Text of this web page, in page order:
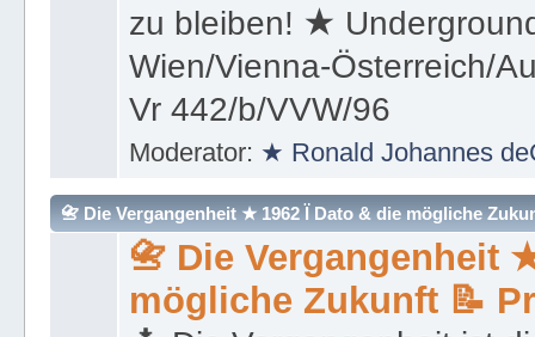
zu bleiben! ★
Wien/Vienna-Österreich/
Vr 442/b/VVW/96
Moderator: ★ Ronald Johannes
📇 Die Vergangenheit ★ 1962 Ï Dato & die mögliche
📇 Die Vergangenheit
mögliche Zukunft 📝